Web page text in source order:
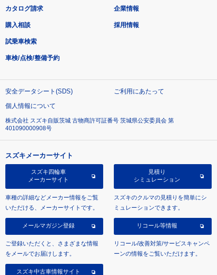
カタログ請求
購入相談
試乗車検索
車検/点検/整備予約
企業情報
採用情報
安全データシート(SDS)
ご利用にあたって
個人情報について
株式会社 スズキ自販茨城 古物商許可証番号 茨城県公安委員会 第
401090000908号
スズキメーカーサイト
スズキ四輪車
メーカーサイト
車種の詳細などメーカー情報をご覧
いただける、メーカーサイトです。
見積り
シミュレーション
スズキのクルマの見積りを簡単にシ
ミュレーションできます。
メールマガジン登録
ご登録いただくと、さまざまな情報
をメールでお届けします。
リコール等情報
リコール/改善対策/サービスキャンペ
ーンの情報をご覧いただけます。
スズキ中古車情報サイト